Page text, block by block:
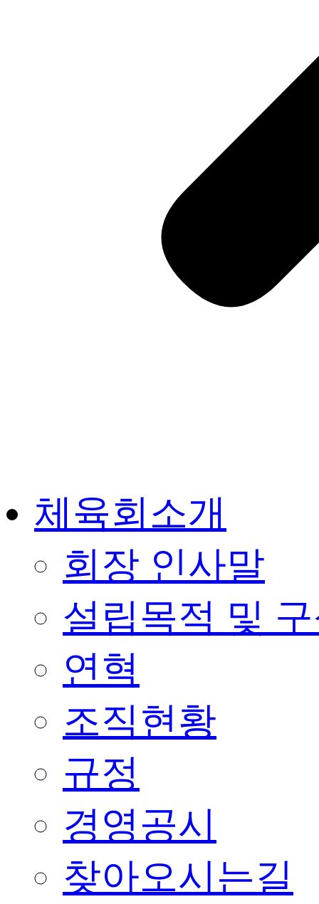
체육회소개
회장 인사말
설립목적 및
연혁
조직현황
규정
경영공시
찾아오시는길